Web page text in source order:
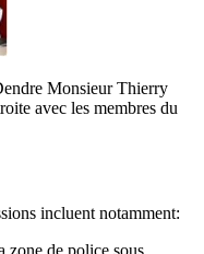
Monsieur Thierry
avec les membres du
incluent notamment: